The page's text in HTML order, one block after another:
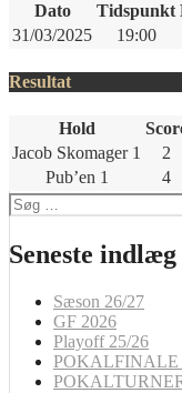
Dato Tidspunkt
31/03/2025
19:00
Resultat
Hold
Jacob Skomager 1
2
Pub’en 1
4
Søg
efter:
Seneste indlæg
Sæson 26/27
GF 2026
Playoff 25/26
POKALFINALE